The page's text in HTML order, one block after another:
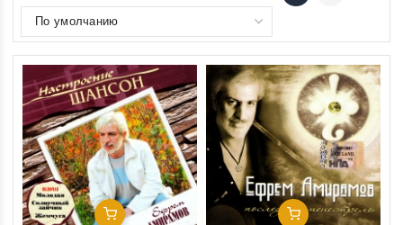
Добавить В Корзину Добавить В Корзину